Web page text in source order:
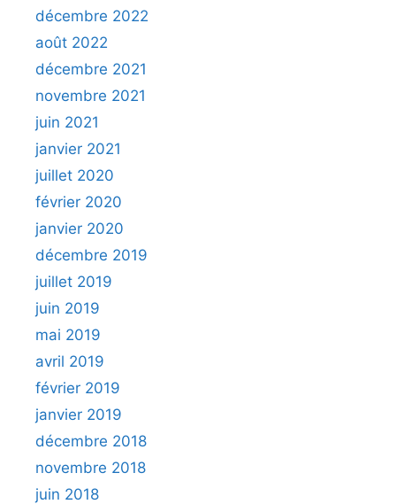
décembre 2022
août 2022
décembre 2021
novembre 2021
juin 2021
janvier 2021
juillet 2020
février 2020
janvier 2020
décembre 2019
juillet 2019
juin 2019
mai 2019
avril 2019
février 2019
janvier 2019
décembre 2018
novembre 2018
juin 2018